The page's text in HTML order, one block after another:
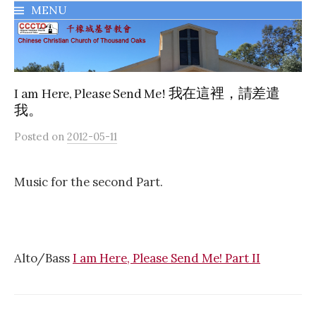
MENU
I am Here, Please Send Me! 我在這裡，請差遣
我。
Posted on 2012-05-11
Music for the second Part.
Alto/BassI am Here, Please Send Me! Part II